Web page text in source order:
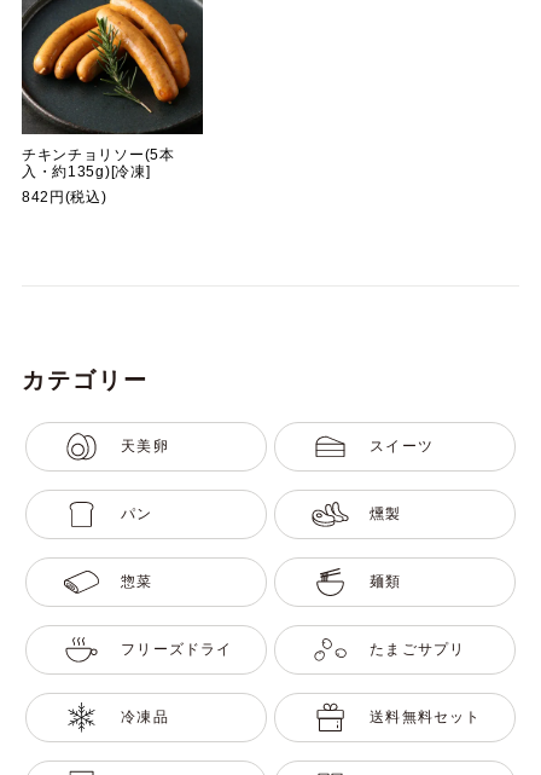
チキンチョリソー(5本
入・約135g)[冷凍]
842円(税込)
カテゴリー
天美卵 スイーツ
パン 燻製
惣菜 麺類
フリーズドライ たまごサプリ
冷凍品 送料無料セット